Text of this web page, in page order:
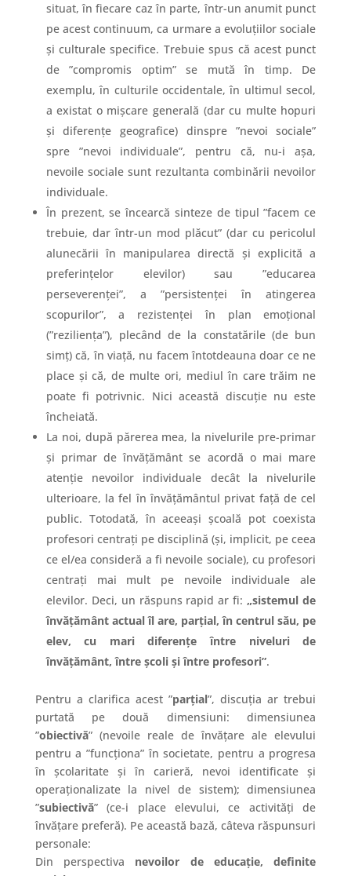
situat, în fiecare caz în parte, într-un anumit punct
pe acest continuum, ca urmare a evoluțiilor sociale
și culturale specifice. Trebuie spus că acest punct
de ”compromis optim” se mută în timp. De
exemplu, în culturile occidentale, în ultimul secol,
a existat o mișcare generală (dar cu multe hopuri
și diferențe geografice) dinspre ”nevoi sociale”
spre ”nevoi individuale”, pentru că, nu-i așa,
nevoile sociale sunt rezultanta combinării nevoilor
individuale.
În prezent, se încearcă sinteze de tipul ”facem ce
trebuie, dar într-un mod plăcut” (dar cu pericolul
alunecării în manipularea directă și explicită a
preferințelor elevilor) sau ”educarea
perseverenței”, a ”persistenței în atingerea
scopurilor”, a rezistenței în plan emoțional
(”reziliența”), plecând de la constatările (de bun
simț) că, în viață, nu facem întotdeauna doar ce ne
place și că, de multe ori, mediul în care trăim ne
poate fi potrivnic. Nici această discuție nu este
încheiată.
La noi, după părerea mea, la nivelurile pre-primar
și primar de învățământ se acordă o mai mare
atenție nevoilor individuale decât la nivelurile
ulterioare, la fel în învățământul privat față de cel
public. Totodată, în aceeași școală pot coexista
profesori centrați pe disciplină (și, implicit, pe ceea
ce el/ea consideră a fi nevoile sociale), cu profesori
centrați mai mult pe nevoile individuale ale
elevilor. Deci, un răspuns rapid ar fi:„sistemul de
învățământ actual îl are, parțial, în centrul său, pe
elev, cu mari diferențe între niveluri de
învățământ, între școli și între profesori”.
Pentru a clarifica acest ”parțial”, discuția ar trebui
purtată pe două dimensiuni: dimensiunea
”obiectivă” (nevoile reale de învățare ale elevului
pentru a ”funcționa” în societate, pentru a progresa
în școlaritate și în carieră, nevoi identificate și
operaționalizate la nivel de sistem); dimensiunea
”subiectivă” (ce-i place elevului, ce activități de
învățare preferă). Pe această bază, câteva răspunsuri
personale:
Din perspectiva nevoilor de educație, definite